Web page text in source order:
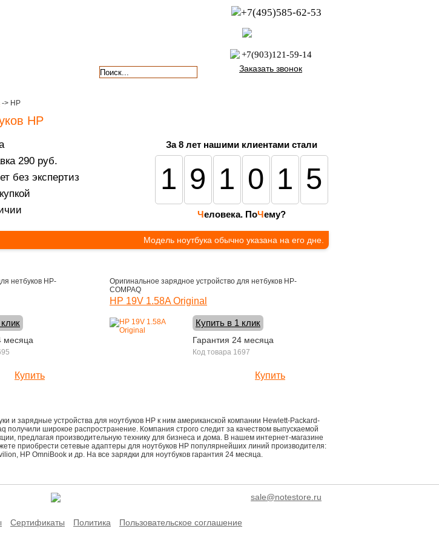
+7(495)585-62-53
+7(903)121-59-14
Заказать звонок
-> HP
HP
290 руб.
без экспертиз
За 8 лет нашими клиентами стали
191015
Человека. ПоЧему?
Модель ноутбука обычно указана на его дне.
нетбуков HP-
месяца
Купить
Оригинальное зарядное устройство для нетбуков HP-
COMPAQ
HP 19V 1.58A Original
Купить в 1 клик
Гарантия 24 месяца
Код товара 1697
Купить
и зарядные устройства для ноутбуков HP к ним американской компании Hewlett-Packard-
получили широкое распространение. Компания строго следит за качеством выпускаемой
предлагая производительную технику для бизнеса и дома. В нашем интернет-магазине
приобрести сетевые адаптеры для ноутбуков HP популярнейших линий производителя:
HP OmniBook и др. На все зарядки для ноутбуков гарантия 24 месяца.
sale@notestore.ru
Сертификаты Политика Пользовательское соглашение